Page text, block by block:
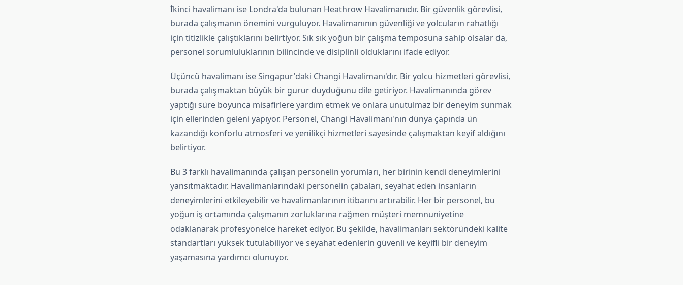
İkinci havalimanı ise Londra'da bulunan Heathrow Havalimanıdır. Bir güvenlik görevlisi,
burada çalışmanın önemini vurguluyor. Havalimanının güvenliği ve yolcuların rahatlığı
için titizlikle çalıştıklarını belirtiyor. Sık sık yoğun bir çalışma temposuna sahip olsalar da,
personel sorumluluklarının bilincinde ve disiplinli olduklarını ifade ediyor.
Üçüncü havalimanı ise Singapur'daki Changi Havalimanı'dır. Bir yolcu hizmetleri görevlisi,
burada çalışmaktan büyük bir gurur duyduğunu dile getiriyor. Havalimanında görev
yaptığı süre boyunca misafirlere yardım etmek ve onlara unutulmaz bir deneyim sunmak
için ellerinden geleni yapıyor. Personel, Changi Havalimanı'nın dünya çapında ün
kazandığı konforlu atmosferi ve yenilikçi hizmetleri sayesinde çalışmaktan keyif aldığını
belirtiyor.
Bu 3 farklı havalimanında çalışan personelin yorumları, her birinin kendi deneyimlerini
yansıtmaktadır. Havalimanlarındaki personelin çabaları, seyahat eden insanların
deneyimlerini etkileyebilir ve havalimanlarının itibarını artırabilir. Her bir personel, bu
yoğun iş ortamında çalışmanın zorluklarına rağmen müşteri memnuniyetine
odaklanarak profesyonelce hareket ediyor. Bu şekilde, havalimanları sektöründeki kalite
standartları yüksek tutulabiliyor ve seyahat edenlerin güvenli ve keyifli bir deneyim
yaşamasına yardımcı olunuyor.